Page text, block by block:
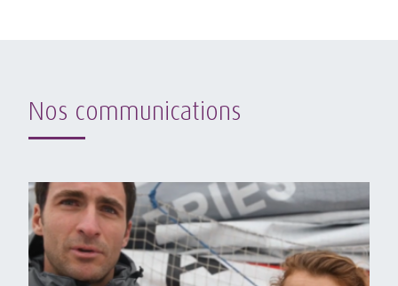
Nos communications